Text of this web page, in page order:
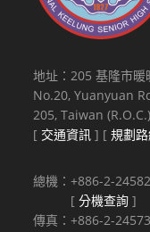
地址：205 基隆市
No.20, Yuanyuan
205, Taiwan (R.O.C.)
[ 交通資訊 ] [規劃
總機：+886-2-
[分機查詢 ]
傳真：+886-2-